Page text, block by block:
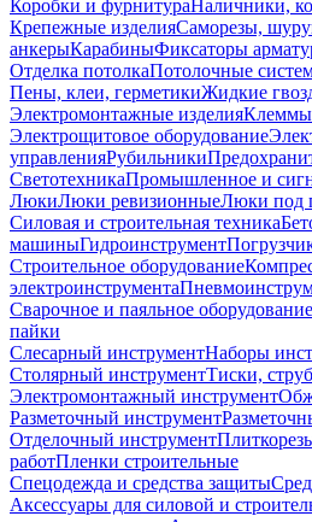
Коробки и фурнитураНаличники,
Крепежные изделияСаморезы,
анкерыКарабиныФиксаторы
Отделка потолкаПотолочные
Пены, клеи, герметикиЖидкие
Электромонтажные изделияКлеммы
Электрощитовое оборудование
управленияРубильники
СветотехникаПромышленное и
ЛюкиЛюки ревизионныеЛюки под
Силовая и строительная техника
машиныГидроинструмент
Строительное оборудование
электроинструмента
Сварочное и паяльное оборудование
пайки
Слесарный инструментНаборы
Столярный инструментТиски,
Электромонтажный инструмент
Разметочный инструмент
Отделочный инструмент
работПленки строительные
Спецодежда и средства защиты
Аксессуары для силовой и